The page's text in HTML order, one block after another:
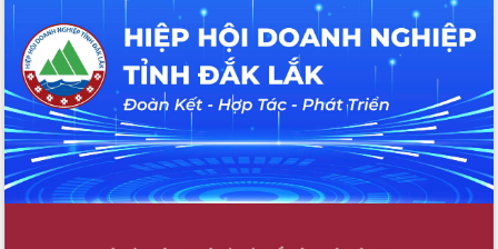
Tháo gỡ những vướng mắc, đẩy mạnh
công tác cải cách thủ tục hành chính
tại Trung tâm Phục vụ hành chính
công tỉnh
Đắk Lắk: Tôn vinh 46 giải pháp tại Hội
thi Sáng tạo Kỹ thuật 2024 - 2025
Đắk Lắk rà soát, điều chỉnh Đề án 190
về phát triển nuôi trồng thủy sản